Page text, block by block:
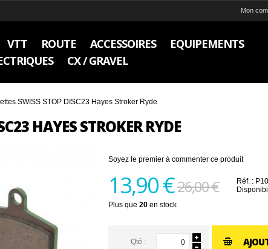
Mon
VTT ROUTE ACCESSOIRES
EQUIPEMENTS
CX / GRAVEL
SWISS STOP DISC23 Hayes Stroker Ryde
HAYES STROKER RYDE
Soyez le premier à commenter ce produit
13,90 €26,00 € Réf. :
Plus que 20 en stock
Qté :